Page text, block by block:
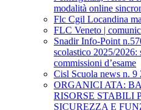
modalità online
Flc Cgil Locandina
FLC Veneto |
Snadir Info-Point
scolastico 2025/2026:
commissioni d’esame
Cisl Scuola news n. 9
ORGANICI ATA:
RISORSE STABILI
SICUREZZA E